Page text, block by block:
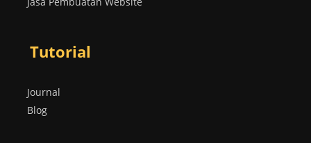
Tutorial
Journal
Blog